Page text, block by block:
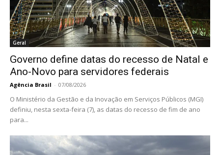
Geral
Governo define datas do recesso de Natal e
Ano-Novo para servidores federais
Agência Brasil - 07/08/2026
O Ministério da Gestão e da Inovação em Serviços Públicos (MGI)
definiu, nesta sexta-feira (7), as datas do recesso de fim de ano
para...